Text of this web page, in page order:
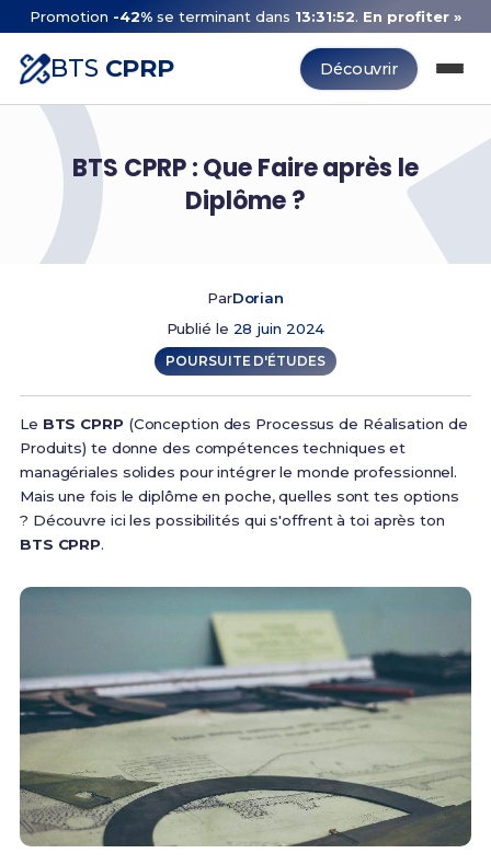
Promotion -42% se terminant dans 13:31:52. En profiter »
BTS CPRP Découvrir
BTS CPRP : Que Faire après le
Diplôme ?
ParDorian
Publié le 28 juin 2024
POURSUITE D'ÉTUDES
Le BTS CPRP (Conception des Processus de Réalisation de
Produits) te donne des compétences techniques et
managériales solides pour intégrer le monde professionnel.
Mais une fois le diplôme en poche, quelles sont tes options
? Découvre ici les possibilités qui s'offrent à toi après ton
BTS CPRP.